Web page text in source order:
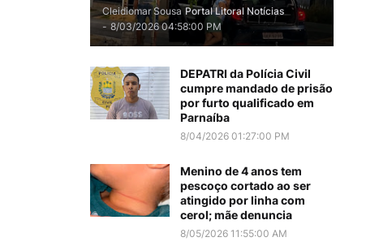
Cleidiomar Sousa Portal Litoral Notícias
- 8/03/2026 04:58:00 PM
DEPATRI da Polícia Civil
cumpre mandado de prisão
por furto qualificado em
Parnaíba
8/04/2026 01:27:00 PM
Menino de 4 anos tem
pescoço cortado ao ser
atingido por linha com
cerol; mãe denuncia
8/05/2026 11:55:00 AM